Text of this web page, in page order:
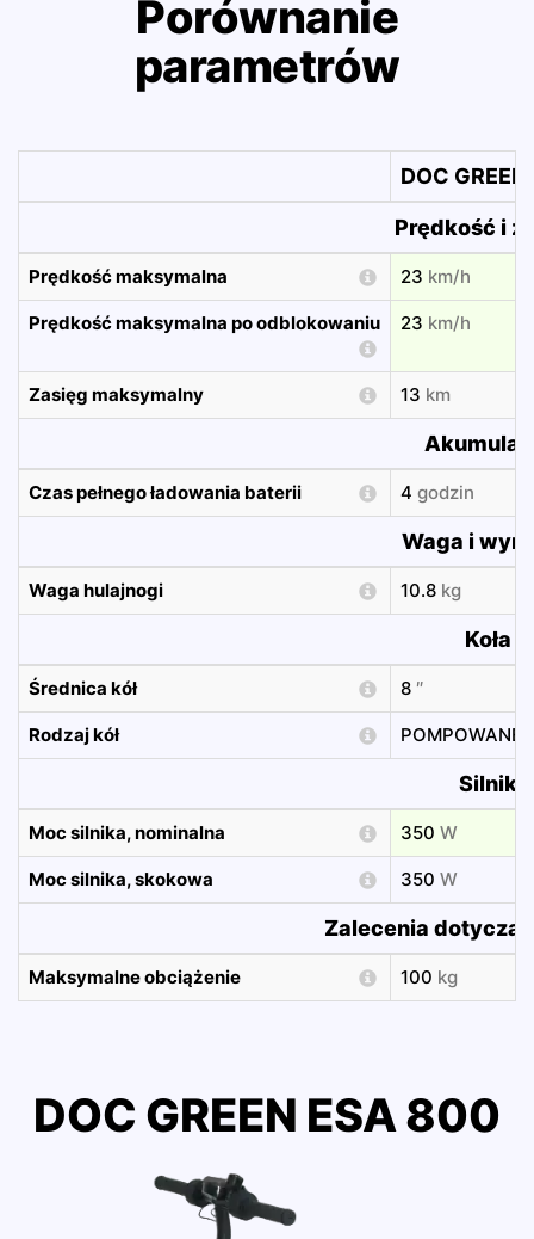
Porównanie
parametrów
DOC
Prędkość i
Prędkość maksymalna 23 km/h
Prędkość maksymalna po odblokowaniu 23 km/h
Zasięg maksymalny 13 km
Czas pełnego ładowania baterii 4 godzin
Waga i
Waga hulajnogi 10.8 kg
Koła
Średnica kół 8 ″
Rodzaj kół POMPOWANE
Silnik
Moc silnika, nominalna 350 W
Moc silnika, skokowa 350 W
Zalecenia
Maksymalne obciążenie 100 kg
DOC GREEN ESA 800